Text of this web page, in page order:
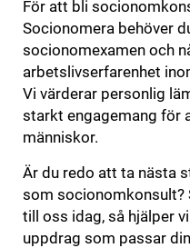
För att bli
Socionomera behöver
socionomexamen och
arbetslivserfarenhet
Vi värderar personlig
starkt engagemang för
människor.
Är du redo att ta nästa
som socionomkonsult?
till oss idag, så hjälper
uppdrag som passar